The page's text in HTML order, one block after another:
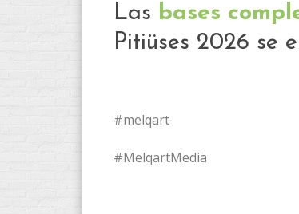
Las bases
Pitiüses 2026 se
#melqart
#MelqartMedia